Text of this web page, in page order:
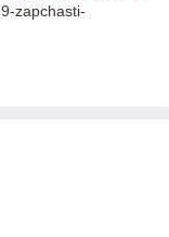
zapchasti-